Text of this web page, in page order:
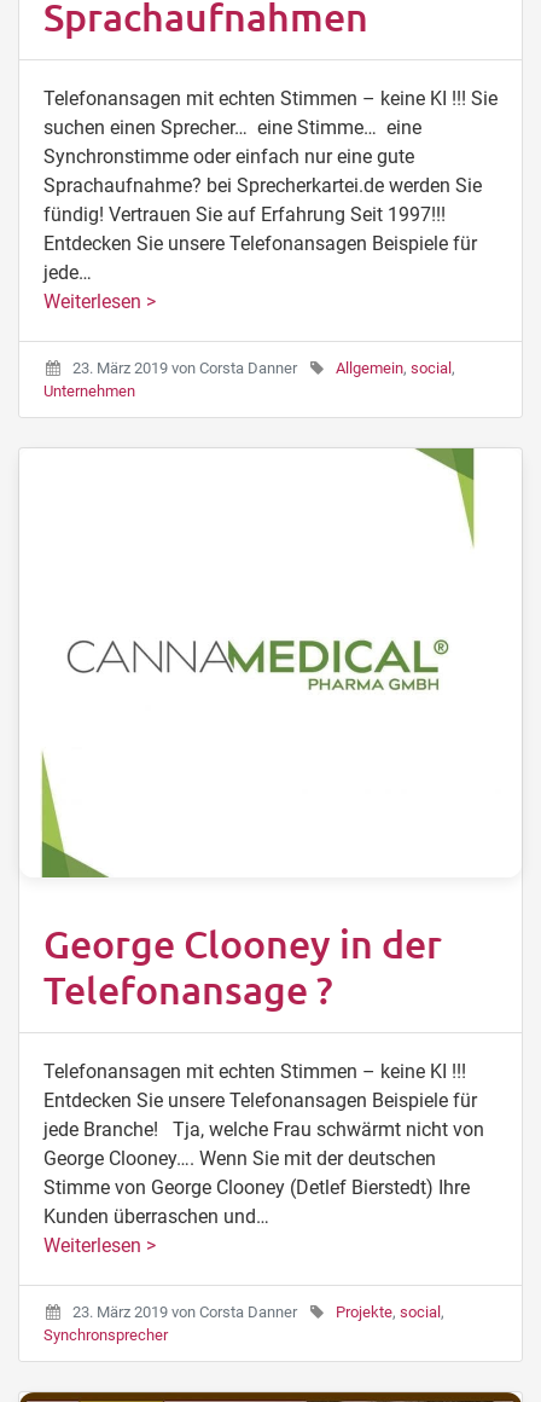
Sprachaufnahmen
Telefonansagen mit echten Stimmen – keine KI !!! Sie
suchen einen Sprecher… eine Stimme… eine
Synchronstimme oder einfach nur eine gute
Sprachaufnahme? bei Sprecherkartei.de werden Sie
fündig! Vertrauen Sie auf Erfahrung Seit 1997!!!
Entdecken Sie unsere Telefonansagen Beispiele für
jede…
Weiterlesen >
23. März 2019 von Corsta Danner Allgemein, social ,
Unternehmen
George Clooney in der
Telefonansage ?
Telefonansagen mit echten Stimmen – keine KI !!!
Entdecken Sie unsere Telefonansagen Beispiele für
jede Branche! Tja, welche Frau schwärmt nicht von
George Clooney…. Wenn Sie mit der deutschen
Stimme von George Clooney (Detlef Bierstedt) Ihre
Kunden überraschen und…
Weiterlesen >
23. März 2019 von Corsta Danner Projekte, social ,
Synchronsprecher